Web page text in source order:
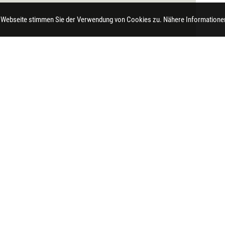
stimmen Sie der Verwendung von Cookies zu. Nähere